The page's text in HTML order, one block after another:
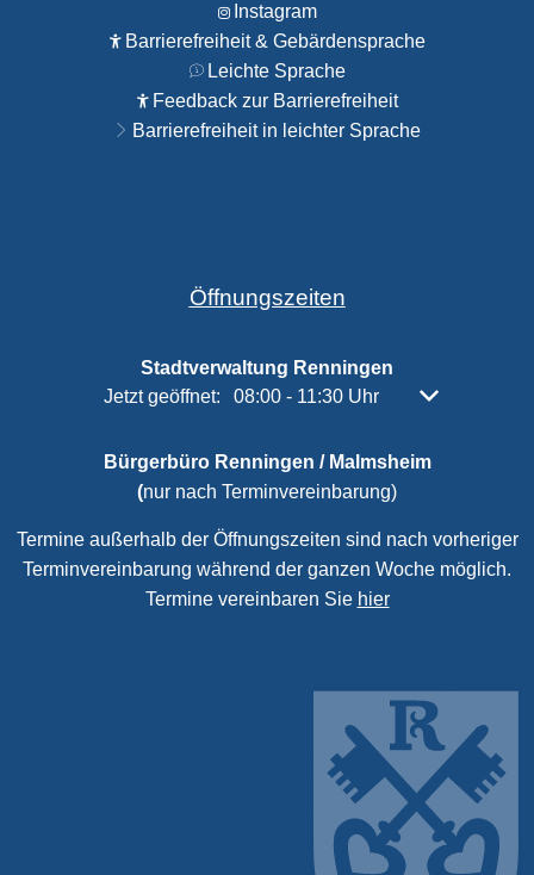
Instagram
Barrierefreiheit & Gebärdensprache
Leichte Sprache
Feedback zur Barrierefreiheit
Barrierefreiheit in leichter Sprache
Öffnungszeiten
Stadtverwaltung Renningen
Klicken, um weitere Öffnungs- oder Schließzeiten
Jetzt geöffnet: 08:00- 11:30Uhr Von 08:00 bis
Bürgerbüro Renningen / Malmsheim
(nur nach Terminvereinbarung)
Termine außerhalb der Öffnungszeiten sind nach vorheriger
Terminvereinbarung während der ganzen Woche möglich.
Termine vereinbaren Sie hier